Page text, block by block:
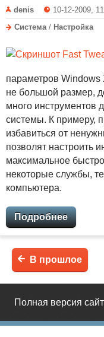
denis 10-12-2009,
Система/ Настройка
параметров
не большой размер,
много инструментов
системы. К примеру,
избавиться от
позволят настроить
максимальное
некоторые службы,
компьютера.
Подробнее
В прошлое
Полная версия